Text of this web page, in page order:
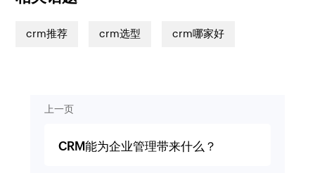
crm推荐 crm选型 crm哪家好
上一页
CRM能为企业管理带来什么？